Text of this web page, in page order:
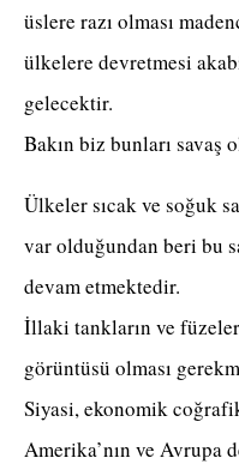
üslere razı olması
ülkelere devretmesi
gelecektir.
Bakın biz bunları savaş
Ülkeler sıcak ve soğuk
var olduğundan beri bu
devam etmektedir.
İllaki tankların ve
görüntüsü olması
Siyasi, ekonomik
Amerika’nın ve Avrupa